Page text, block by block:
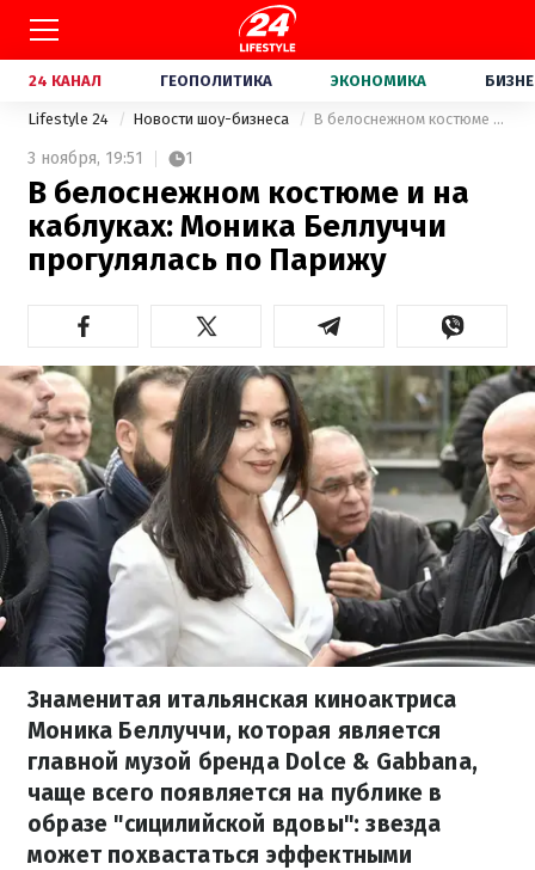
24 КАНАЛ ГЕОПОЛИТИКА ЭКОНОМИКА
Lifestyle 24 Новости шоу-бизнеса В белоснежном костюме и на каблуках: Моника Беллуччи прогулялась по Парижу
3 ноября, 19:51 1
В белоснежном костюме и на
каблуках: Моника Беллуччи
прогулялась по Парижу
Знаменитая итальянская киноактриса
Моника Беллуччи, которая является
главной музой бренда Dolce & Gabbana,
чаще всего появляется на публике в
образе "сицилийской вдовы": звезда
может похвастаться эффектными